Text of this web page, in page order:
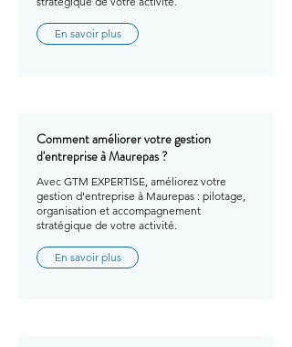
En savoir plus
Comment améliorer votre gestion
d'entreprise à Maurepas ?
Avec GTM EXPERTISE, améliorez votre
gestion d'entreprise à Maurepas : pilotage,
organisation et accompagnement
stratégique de votre activité.
En savoir plus